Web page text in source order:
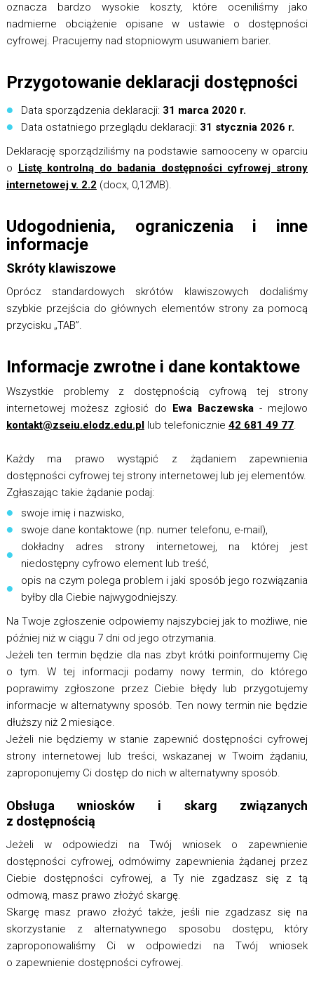
oznacza bardzo wysokie koszty, które oceniliśmy jako
nadmierne obciążenie opisane w ustawie o dostępności
cyfrowej. Pracujemy nad stopniowym usuwaniem barier.
Przygotowanie deklaracji dostępności
Data sporządzenia deklaracji: 31 marca 2020 r.
Data ostatniego przeglądu deklaracji: 31 stycznia 2026 r.
Deklarację sporządziliśmy na podstawie samooceny w oparciu
o Listę kontrolną do badania dostępności cyfrowej strony
internetowej v. 2.2 (docx, 0,12MB).
Udogodnienia, ograniczenia i inne
informacje
Skróty klawiszowe
Oprócz standardowych skrótów klawiszowych dodaliśmy
szybkie przejścia do głównych elementów strony za pomocą
przycisku „TAB”.
Informacje zwrotne i dane kontaktowe
Wszystkie problemy z dostępnością cyfrową tej strony
internetowej możesz zgłosić do Ewa Baczewska - mejlowo
kontakt@zseiu.elodz.edu.pllub telefonicznie 42 681 49 77.
Każdy ma prawo wystąpić z żądaniem zapewnienia
dostępności cyfrowej tej strony internetowej lub jej elementów.
Zgłaszając takie żądanie podaj:
swoje imię i nazwisko,
swoje dane kontaktowe (np. numer telefonu, e-mail),
dokładny adres strony internetowej, na której jest
niedostępny cyfrowo element lub treść,
opis na czym polega problem i jaki sposób jego rozwiązania
byłby dla Ciebie najwygodniejszy.
Na Twoje zgłoszenie odpowiemy najszybciej jak to możliwe, nie
później niż w ciągu 7 dni od jego otrzymania.
Jeżeli ten termin będzie dla nas zbyt krótki poinformujemy Cię
o tym. W tej informacji podamy nowy termin, do którego
poprawimy zgłoszone przez Ciebie błędy lub przygotujemy
informacje w alternatywny sposób. Ten nowy termin nie będzie
dłuższy niż 2 miesiące.
Jeżeli nie będziemy w stanie zapewnić dostępności cyfrowej
strony internetowej lub treści, wskazanej w Twoim żądaniu,
zaproponujemy Ci dostęp do nich w alternatywny sposób.
Obsługa wniosków i skarg związanych
z dostępnością
Jeżeli w odpowiedzi na Twój wniosek o zapewnienie
dostępności cyfrowej, odmówimy zapewnienia żądanej przez
Ciebie dostępności cyfrowej, a Ty nie zgadzasz się z tą
odmową, masz prawo złożyć skargę.
Skargę masz prawo złożyć także, jeśli nie zgadzasz się na
skorzystanie z alternatywnego sposobu dostępu, który
zaproponowaliśmy Ci w odpowiedzi na Twój wniosek
o zapewnienie dostępności cyfrowej.